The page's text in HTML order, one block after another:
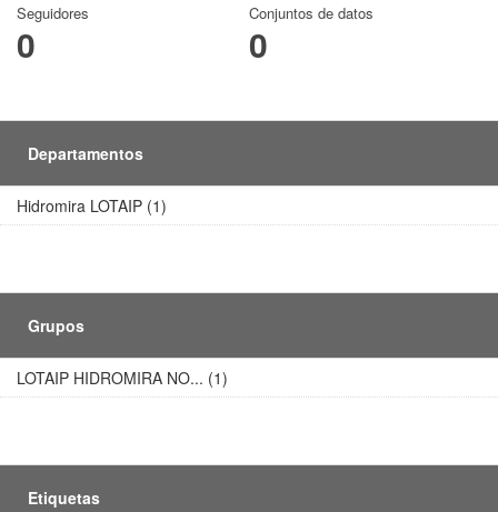
Seguidores
0
Conjuntos de datos
0
Departamentos
Hidromira LOTAIP (1)
Grupos
LOTAIP HIDROMIRA NO... (1)
Etiquetas